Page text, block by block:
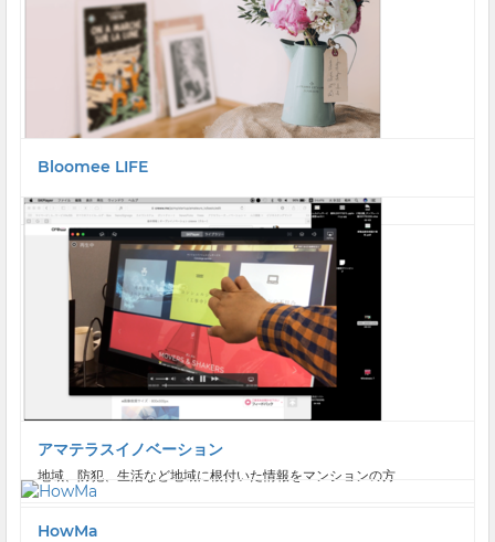
Bloomee LIFE
アマテラスイノベーション
地域、防犯、生活など地域に根付いた情報をマンションの方...
HowMa